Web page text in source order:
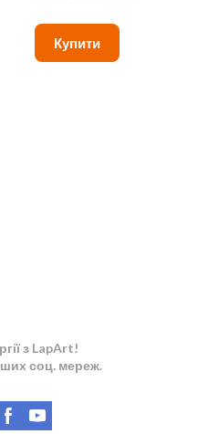
Купити
з LapArt!
соц. мереж.